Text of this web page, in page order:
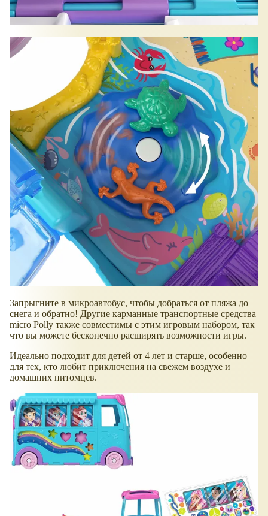
Запрыгните в микроавтобус, чтобы добраться от пляжа до
снега и обратно! Другие карманные транспортные средства
micro Polly также совместимы с этим игровым набором, так
что вы можете бесконечно расширять возможности игры.
Идеально подходит для детей от 4 лет и старше, особенно
для тех, кто любит приключения на свежем воздухе и
домашних питомцев.